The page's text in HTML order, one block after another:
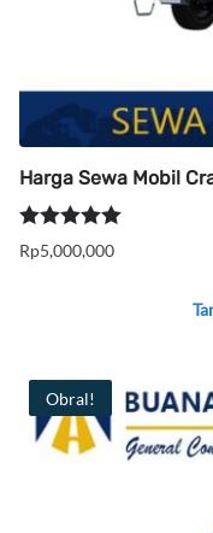
Harga Sewa Mobil
Dinilai5.00
Rp5,000,000
Obral!